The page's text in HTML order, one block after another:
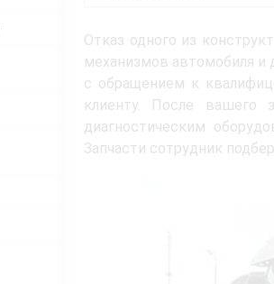
Отказ одного из
механизмов автомобиля и
с обращением к
клиенту. После вашего
диагностическим
Запчасти сотрудник